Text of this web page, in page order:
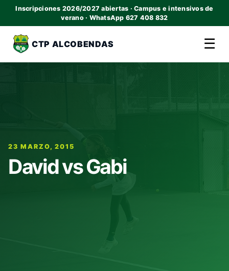
Inscripciones 2026/2027 abiertas · Campus e intensivos de
verano · WhatsApp 627 408 832
CTP ALCOBENDAS ☰
23 MARZO, 2015
David vs Gabi